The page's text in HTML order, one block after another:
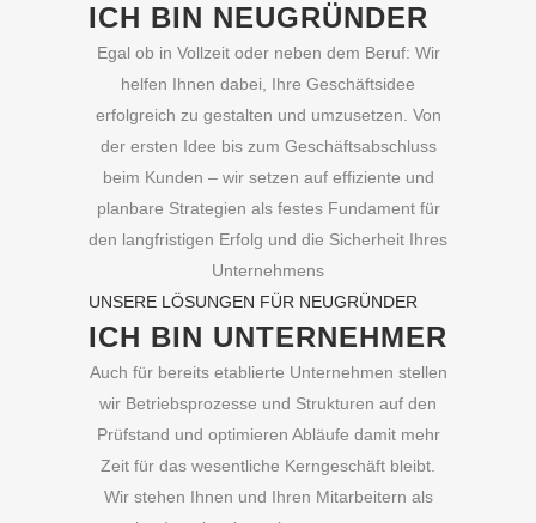
ICH BIN NEUGRÜNDER
Egal ob in Vollzeit oder neben dem Beruf: Wir
helfen Ihnen dabei, Ihre Geschäftsidee
erfolgreich zu gestalten und umzusetzen. Von
der ersten Idee bis zum Geschäftsabschluss
beim Kunden – wir setzen auf effiziente und
planbare Strategien als festes Fundament für
den langfristigen Erfolg und die Sicherheit Ihres
Unternehmens
UNSERE LÖSUNGEN FÜR NEUGRÜNDER
ICH BIN UNTERNEHMER
Auch für bereits etablierte Unternehmen stellen
wir Betriebsprozesse und Strukturen auf den
Prüfstand und optimieren Abläufe damit mehr
Zeit für das wesentliche Kerngeschäft bleibt.
Wir stehen Ihnen und Ihren Mitarbeitern als